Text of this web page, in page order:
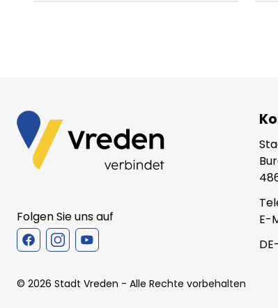
Folgen Sie uns auf
E-
© 2026 Stadt Vreden - Alle Rechte vorbehalten